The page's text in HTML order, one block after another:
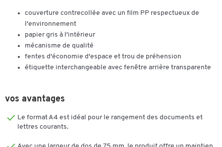
couverture contrecollée avec un film PP respectueux de
l'environnement
papier gris à l'intérieur
mécanisme de qualité
fentes d'économie d'espace et trou de préhension
étiquette interchangeable avec fenêtre arrière transparente
vos avantages
Le format A4 est idéal pour le rangement des documents et
lettres courants.